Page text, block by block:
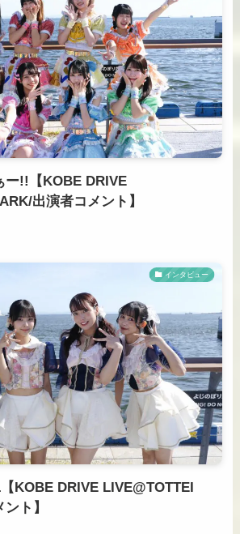
ー!!【KOBE DRIVE
出演者コメント】
インタビュー
KOBE DRIVE LIVE@TOTTEI
ト】